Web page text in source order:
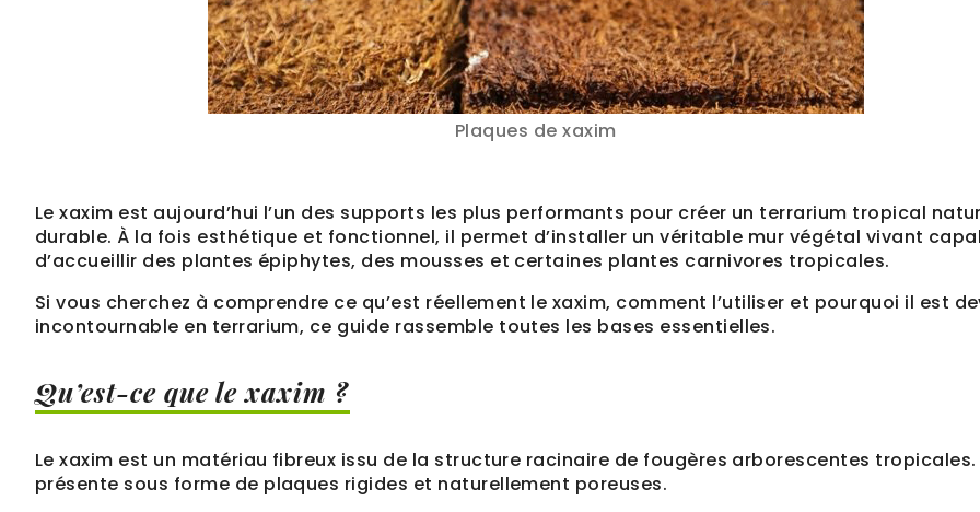
Plaques de xaxim
Le xaxim est aujourd’hui l’un des supports les plus performants pour créer un terrarium tropical
durable. À la fois esthétique et fonctionnel, il permet d’installer un véritable mur végétal vivant
d’accueillir des plantes épiphytes, des mousses et certaines plantes carnivores tropicales.
Si vous cherchez à comprendre ce qu’est réellement le xaxim, comment l’utiliser et pourquoi il est
incontournable en terrarium, ce guide rassemble toutes les bases essentielles.
Qu’est-ce que le xaxim ?
Le xaxim est un matériau fibreux issu de la structure racinaire de fougères arborescentes tropicales.
présente sous forme de plaques rigides et naturellement poreuses.